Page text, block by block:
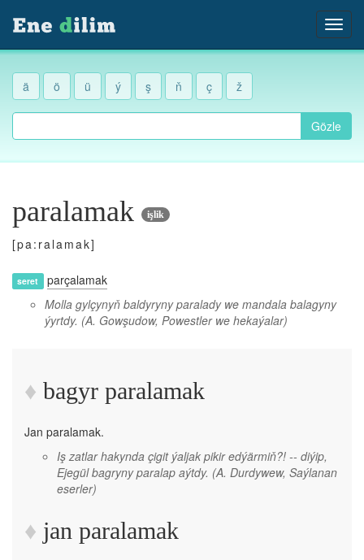
ä ö ü ý ş ň ç ž
Gözle
paralamak işlik
[pa:ralamak]
seret
parçalamak
Molla gylçynyň baldyryny paralady we mandala balagyny
ýyrtdy. (A. Gowşudow, Powestler we hekaýalar)
bagyr paralamak
Jan paralamak.
Iş zatlar hakynda çigit ýaljak pikir edýärmiň?! -- diýip,
Ejegül bagryny paralap aýtdy. (A. Durdywew, Saýlanan
eserler)
jan paralamak